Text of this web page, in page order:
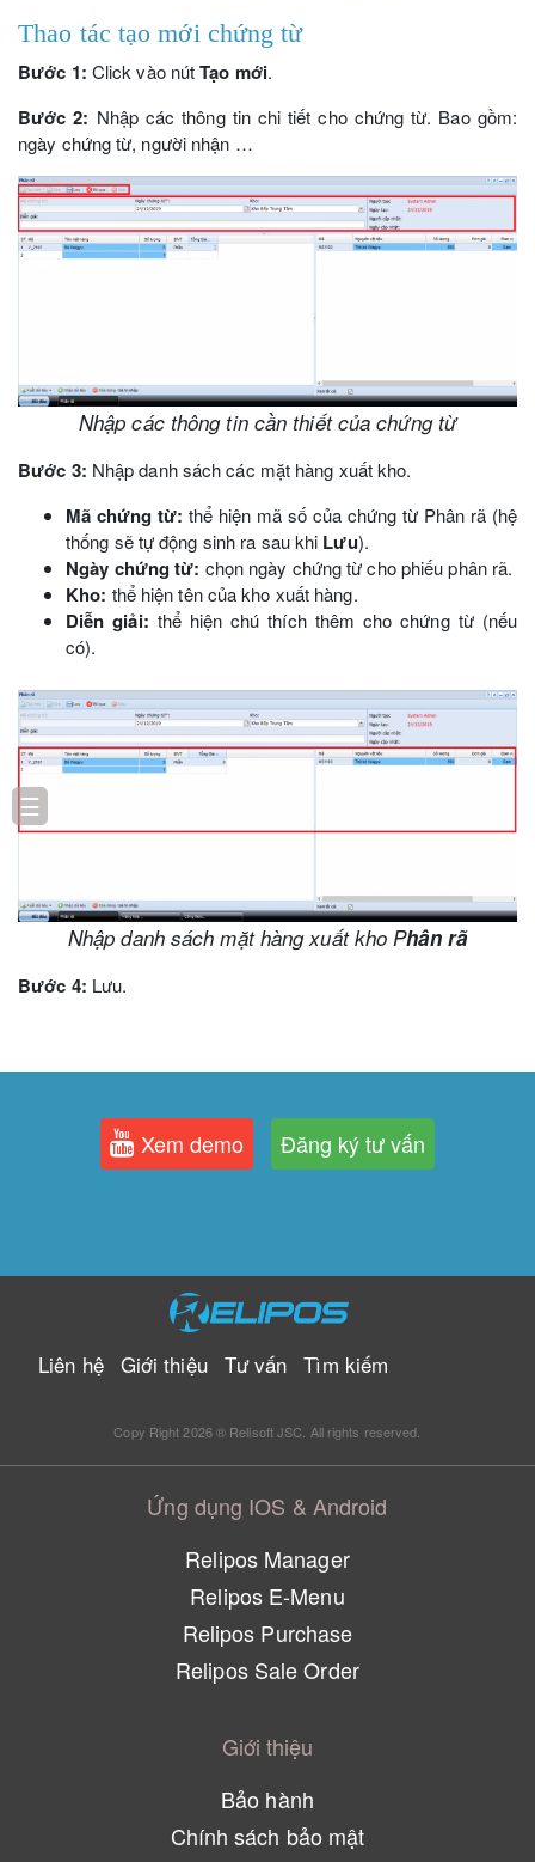
☰
Thao tác tạo mới chứng từ
Bước 1: Click vào nútTạo mới.
Bước 2: Nhập các thông tin chi tiết cho chứng từ. Bao gồm:
ngày chứng từ, người nhận …
Nhập các thông tin cần thiết của chứng từ
Bước 3: Nhập danh sách các mặt hàng xuất kho.
Mã chứng từ: thể hiện mã số của chứng từ Phân rã (hệ
thống sẽ tự động sinh ra sau khi Lưu).
Ngày chứng từ: chọn ngày chứng từ cho phiếu phân rã.
Kho: thể hiện tên của kho xuất hàng.
Diễn giải: thể hiện chú thích thêm cho chứng từ (nếu
có).
Nhập danh sách mặt hàng xuất kho Phân rã
Bước 4: Lưu.
Xem demo Đăng ký tư vấn
Liên hệ Giới thiệu Tư vấn Tìm kiếm
Copy Right 2026 ® Relisoft JSC. All rights reserved.
Ứng dụng IOS & Android
Relipos Manager
Relipos E-Menu
Relipos Purchase
Relipos Sale Order
Giới thiệu
Bảo hành
Chính sách bảo mật